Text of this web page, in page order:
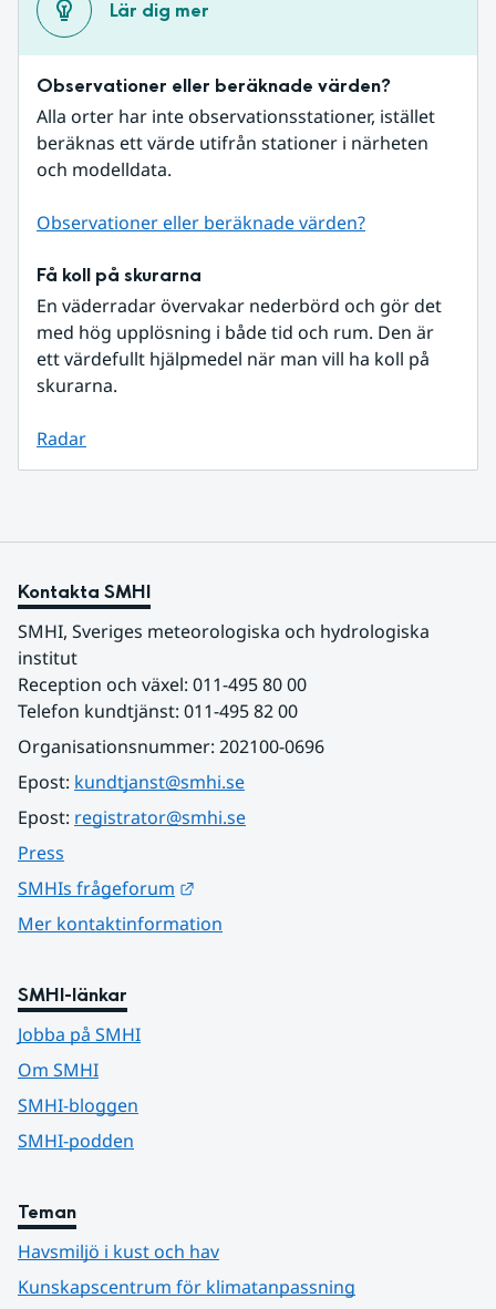
Lär dig mer
Observationer eller beräknade värden?
Alla orter har inte observationsstationer, istället
beräknas ett värde utifrån stationer i närheten
och modelldata.
Observationer eller beräknade värden?
Få koll på skurarna
En väderradar övervakar nederbörd och gör det
med hög upplösning i både tid och rum. Den är
ett värdefullt hjälpmedel när man vill ha koll på
skurarna.
Radar
Kontakta SMHI
SMHI, Sveriges meteorologiska och hydrologiska
institut
Reception och växel: 011-495 80 00
Telefon kundtjänst: 011-495 82 00
Organisationsnummer: 202100-0696
Epost: kundtjanst@smhi.se
Epost: registrator@smhi.se
Press
SMHIs frågeforum
Mer kontaktinformation
SMHI-länkar
Jobba på SMHI
Om SMHI
SMHI-bloggen
SMHI-podden
Teman
Havsmiljö i kust och hav
Kunskapscentrum för klimatanpassning